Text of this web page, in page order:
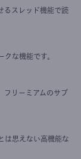
るスレッド機能で読
な機能です。
フリーミアムのサブ
は思えない高機能な